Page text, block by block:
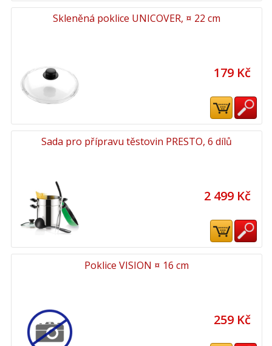
Skleněná poklice UNICOVER, ¤ 22 cm
179 Kč
Sada pro přípravu těstovin PRESTO, 6 dílů
2 499 Kč
Poklice VISION ¤ 16 cm
259 Kč